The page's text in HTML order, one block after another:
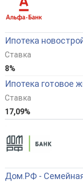
Ипотека
Ставка
8%
Ипотека готовое
Ставка
17,09%
Дом.РФ -